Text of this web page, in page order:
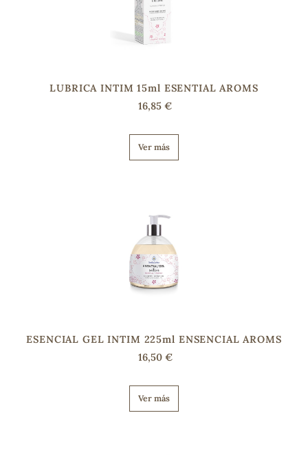
LUBRICA INTIM 15ml ESENTIAL AROMS
16,85 €
Ver más
ESENCIAL GEL INTIM 225ml ENSENCIAL AROMS
16,50 €
Ver más